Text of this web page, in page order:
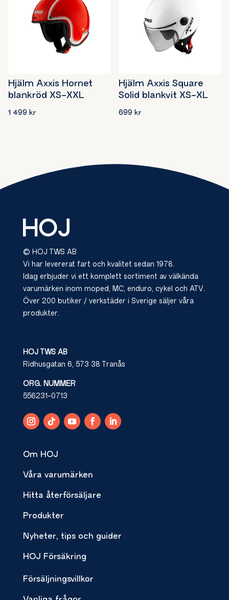
Hjälm Axxis Hornet
blankröd XS-XXL
1 499 kr
Hjälm Axxis Square
Solid blankvit XS-XL
699 kr
© HOJ TWS AB
Vi har levererat fart och kvalitet sedan 1978.
Idag erbjuder vi ett komplett sortiment av välkända
varumärken inom moped, MC, enduro, cykel och ATV.
Över 200 butiker / verkstäder i Sverige säljer våra
produkter.
HOJ TWS AB
Ridhusgatan 6, 573 38 Tranås
ORG. NUMMER
556231-0713
Om HOJ
Våra varumärken
Hitta återförsäljare
Produkter
Nyheter, tips och guider
HOJ Försäkring
Försäljningsvillkor